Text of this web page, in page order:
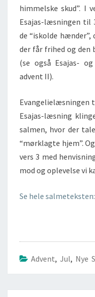
himmelske skud”. I
Esajas-læsningen til
de “iskolde hænder”,
der får frihed og den
(se også Esajas-
advent II).
Evangelielæsningen
Esajas-læsning
salmen, hvor der
“mørklagte hjem”.
vers 3 med
mod og oplevelse vi
Se hele
Advent, Jul, Nye